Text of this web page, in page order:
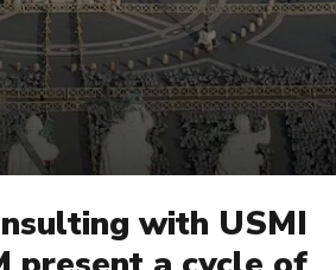
with USMI